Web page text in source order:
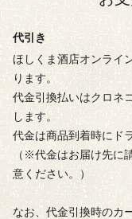
代引き
ほしくま酒店オンライ
ります。
代金引換払いはクロネ
します。
代金は商品到着時にド
（※代金はお届け先に
意ください。）
なお、代金引換時のカ